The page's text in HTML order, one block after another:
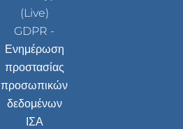
(Live)
GDPR -
Ενημέρωση
προστασίας
προσωπικών
δεδομένων
ΙΣΑ